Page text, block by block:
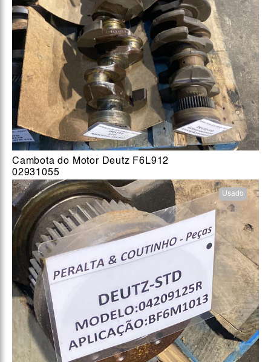
Cambota do Motor Deutz F6L912
02931055
Usado